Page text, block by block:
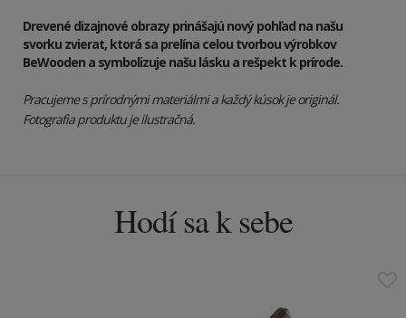
Drevené dizajnové obrazy prinášajú nový pohľad na našu
svorku zvierat, ktorá sa prelína celou tvorbou výrobkov
BeWooden a symbolizuje našu lásku a rešpekt k prírode.
Pracujeme s prírodnými materiálmi a každý kúsok je originál.
Fotografia produktu je ilustračná.
Hodí sa k sebe